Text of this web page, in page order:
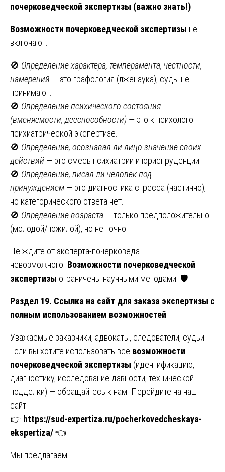
почерковедческой экспертизы (важно знать!)
Возможности почерковедческой экспертизы не
включают:
🚫 Определение характера, темперамента, честности,
намерений — это графология (лженаука), суды не
принимают.
🚫 Определение психического состояния
(вменяемости, дееспособности) — это к психолого-
психиатрической экспертизе.
🚫 Определение, осознавал ли лицо значение своих
действий — это смесь психиатрии и юриспруденции.
🚫 Определение, писал ли человек под
принуждением — это диагностика стресса (частично),
но категорического ответа нет.
🚫 Определение возраста — только предположительно
(молодой/пожилой), но не точно.
Не ждите от эксперта-почерковеда
невозможного. Возможности почерковедческой
экспертизы ограничены научными методами. 🛡️
Раздел 19. Ссылка на сайт для заказа экспертизы с
полным использованием возможностей
Уважаемые заказчики, адвокаты, следователи, судьи!
Если вы хотите использовать все возможности
почерковедческой экспертизы (идентификацию,
диагностику, исследование давности, технической
подделки) — обращайтесь к нам. Перейдите на наш
сайт:
👉 https://sud-expertiza.ru/pocherkovedcheskaya-
ekspertiza/👈
Мы предлагаем: